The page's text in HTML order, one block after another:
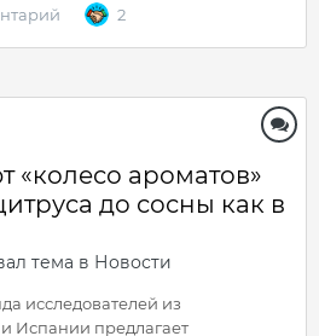
2
«колесо ароматов»
до сосны как в
тема в Новости
исследователей из
Испании предлагает